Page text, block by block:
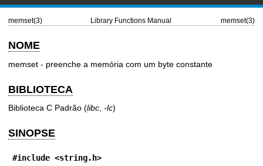
memset(3) Library Functions Manual memset(3)
NOME
memset - preenche a memória com um byte constante
BIBLIOTECA
Biblioteca C Padrão (libc -lc)
SINOPSE
#include <string.h>